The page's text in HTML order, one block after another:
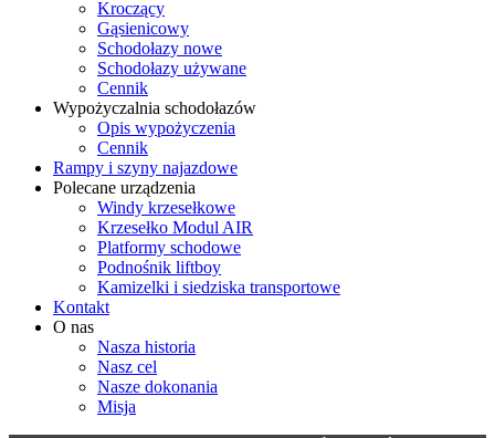
Kroczący
Gąsienicowy
Schodołazy nowe
Schodołazy używane
Cennik
Wypożyczalnia schodołazów
Opis wypożyczenia
Cennik
Rampy i szyny najazdowe
Polecane urządzenia
Windy krzesełkowe
Krzesełko Modul AIR
Platformy schodowe
Podnośnik liftboy
Kamizelki i siedziska transportowe
Kontakt
O nas
Nasza historia
Nasz cel
Nasze dokonania
Misja